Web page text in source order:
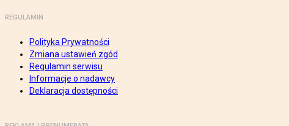
REGULAMIN
Polityka Prywatności
Zmiana ustawień zgód
Regulamin serwisu
Informacje o nadawcy
Deklaracja dostępności